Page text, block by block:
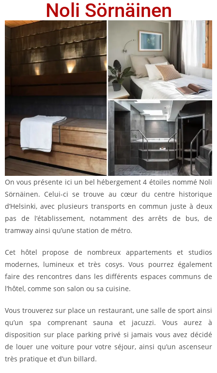
Noli Sörnäinen
On vous présente ici un bel hébergement 4 étoiles nommé Noli
Sörnäinen. Celui-ci se trouve au cœur du centre historique
d’Helsinki, avec plusieurs transports en commun juste à deux
pas de l’établissement, notamment des arrêts de bus, de
tramway ainsi qu’une station de métro.
Cet hôtel propose de nombreux appartements et studios
modernes, lumineux et très cosys. Vous pourrez également
faire des rencontres dans les différents espaces communs de
l’hôtel, comme son salon ou sa cuisine.
Vous trouverez sur place un restaurant, une salle de sport ainsi
qu’un spa comprenant sauna et jacuzzi. Vous aurez à
disposition sur place parking privé si jamais vous avez décidé
de louer une voiture pour votre séjour, ainsi qu’un ascenseur
très pratique et d’un billard.